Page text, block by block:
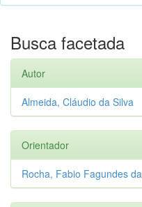
Busca facetada
Autor
Almeida, Cláudio da Silva
Orientador
Rocha, Fabio Fagundes da